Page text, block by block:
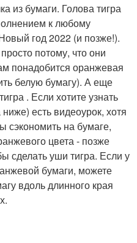
из бумаги. Голова тигра
к любому
год 2022 (и позже!).
потому, что они
понадобится оранжевая
белую бумагу). А еще
. Если хотите узнать
есть видеоурок, хотя
сэкономить на бумаге,
цвета - позже
сделать уши тигра. Если у
бумаги, можете
вдоль длинного края